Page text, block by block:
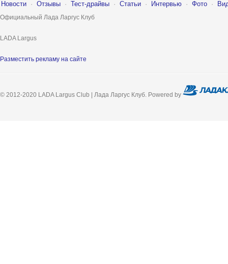
Новости · Отзывы · Тест-драйвы · Статьи · Интервью · Фото ·
Официальный Лада Ларгус Клуб
LADA Largus
Разместить рекламу на сайте
© 2012-2020 LADA Largus Club | Лада Ларгус Клуб. Powered by